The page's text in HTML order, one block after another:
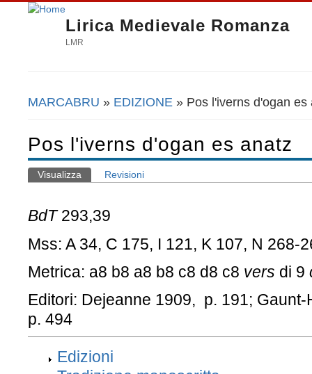
Lirica Medievale Romanza
LMR
Tu sei qui
MARCABRU » EDIZIONE » Pos l'iverns d'ogan es
Pos l'iverns d'ogan es anatz
Schede primarie
Visualizza (scheda attiva)
Revisioni
BdT293,39
Mss: A 34, C 175, I 121, K 107, N 268-
Metrica: a8 b8 a8 b8 c8 d8 c8 vers di 9
Editori: Dejeanne 1909, p. 191;
p. 494
Edizioni